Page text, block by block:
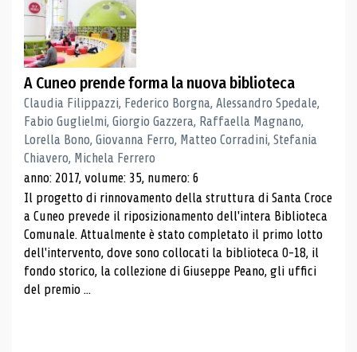
A Cuneo prende forma la nuova biblioteca
Claudia Filippazzi, Federico Borgna, Alessandro Spedale,
Fabio Guglielmi, Giorgio Gazzera, Raffaella Magnano,
Lorella Bono, Giovanna Ferro, Matteo Corradini, Stefania
Chiavero, Michela Ferrero
anno: 2017, volume: 35, numero: 6
Il progetto di rinnovamento della struttura di Santa Croce
a Cuneo prevede il riposizionamento dell'intera Biblioteca
Comunale. Attualmente è stato completato il primo lotto
dell'intervento, dove sono collocati la biblioteca 0-18, il
fondo storico, la collezione di Giuseppe Peano, gli uffici
del premio ...